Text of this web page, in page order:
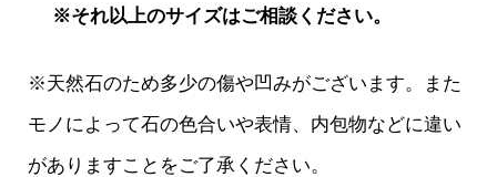
※それ以上のサイズはご相談ください。
※天然石のため多少の傷や凹みがございます。また
モノによって石の色合いや表情、内包物などに違い
がありますことをご了承ください。